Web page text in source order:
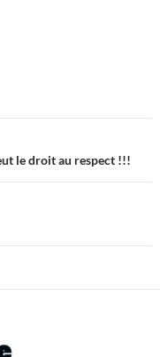
le droit au respect !!!